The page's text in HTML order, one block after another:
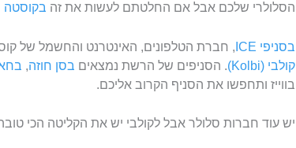
הסלולרי שלכם אבל אם החלטתם לעשות את זה בקוסטה
בסניפי ICE
, חברת הטלפונים, האינטרנט והחשמל של
קולבי (Kolbi)
. הסניפים של הרשת נמצאים בסן חוזה,
בווייז ותחפשו את הסניף הקרוב אליכם.
יש עוד חברות סלולר אבל לקולבי יש את הקליטה הכי